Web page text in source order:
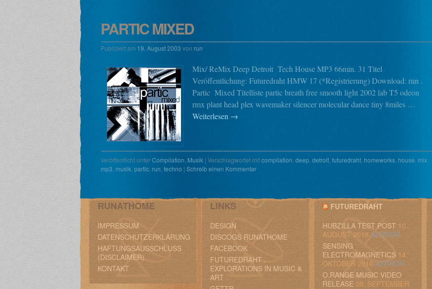
PARTIC MIXED
Publiziert am 19. August 2003 von run
Mix/ ReMix Deep Detroit Tech House MP3 66min. 31 Titel
Veröffentlichung: Futuredraht HMW 17 (*Registrierung) Download: run .
Partic Mixed Titelliste partic breath free smooth light 2002 lab T5 odeon
rmx plant head plex wavemaker silencer molecular dance tiny 8miles …
Weiterlesen →
Veröffentlicht unterCompilation Musik | Verschlagwortet mitcompilation, deep detroit futuredraht, homeworks house mix
mp3 musik partic run techno | Schreib einen Kommentar
RUNATHOME
IMPRESSUM
DATENSCHUTZERKLÄRUNG
HAFTUNGSAUSSCHLUSS
(DISCLAIMER)
KONTAKT
LINKS
DESIGN
DISCOGS RUNATHOME
FACEBOOK
FUTUREDRAHT .
EXPLORATIONS IN MUSIC &
ART
FUTUREDRAHT
HUBZILLA TEST POST 10.
AUGUST 2018 AERROR
SENSING
ELECTROMAGNETICS 14.
OKTOBER 2016 AERROR
O.RANGE MUSIC VIDEO
RELEASE 30. SEPTEMBER